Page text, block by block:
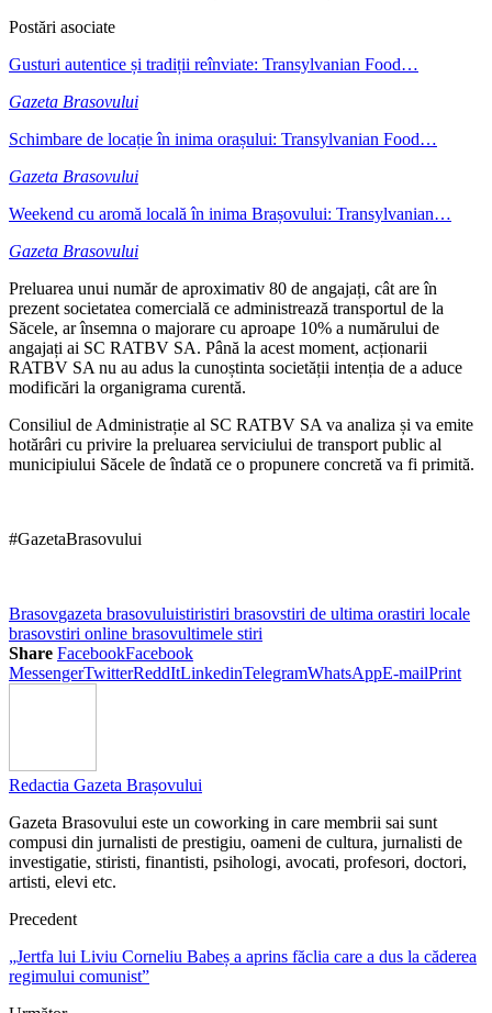
Postări asociate
Gusturi autentice și tradiții reînviate: Transylvanian Food…
Gazeta Brasovului
Schimbare de locație în inima orașului: Transylvanian Food…
Gazeta Brasovului
Weekend cu aromă locală în inima Brașovului: Transylvanian…
Gazeta Brasovului
Preluarea unui număr de aproximativ 80 de angajați, cât are în
prezent societatea comercială ce administrează transportul de la
Săcele, ar însemna o majorare cu aproape 10% a numărului de
angajați ai SC RATBV SA. Până la acest moment, acționarii
RATBV SA nu au adus la cunoștinta societății intenția de a aduce
modificări la organigrama curentă.
Consiliul de Administrație al SC RATBV SA va analiza și va emite
hotărâri cu privire la preluarea serviciului de transport public al
municipiului Săcele de îndată ce o propunere concretă va fi primită.
#GazetaBrasovului
Brasovgazeta brasovuluistiristiri brasovstiri de ultima orastiri locale
brasovstiri online brasovultimele stiri
Share FacebookFacebook
MessengerTwitterReddItLinkedinTelegramWhatsAppE-mailPrint
Redactia Gazeta Brașovului
Gazeta Brasovului este un coworking in care membrii sai sunt
compusi din jurnalisti de prestigiu, oameni de cultura, jurnalisti de
investigatie, stiristi, finantisti, psihologi, avocati, profesori, doctori,
artisti, elevi etc.
Precedent
„Jertfa lui Liviu Corneliu Babeș a aprins făclia care a dus la căderea
regimului comunist”